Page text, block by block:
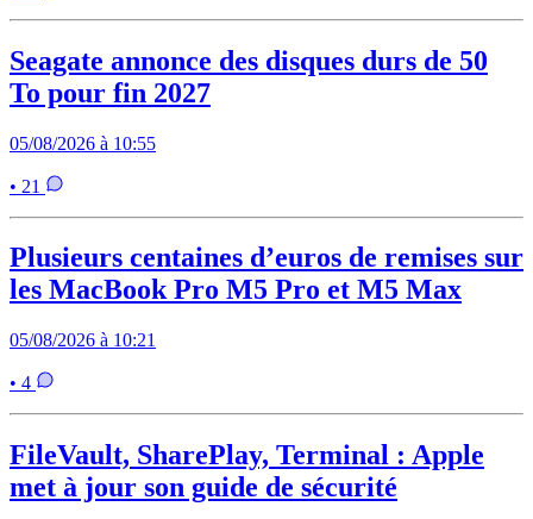
Seagate annonce des disques durs de 50
To pour fin 2027
05/08/2026 à 10:55
• 21
Plusieurs centaines d’euros de remises sur
les MacBook Pro M5 Pro et M5 Max
05/08/2026 à 10:21
• 4
FileVault, SharePlay, Terminal : Apple
met à jour son guide de sécurité